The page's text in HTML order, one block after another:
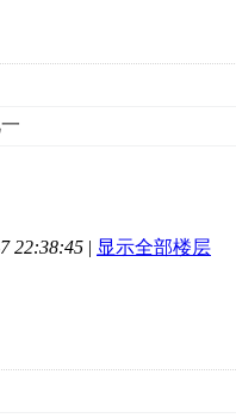
22:38:45 | 显示全部楼层